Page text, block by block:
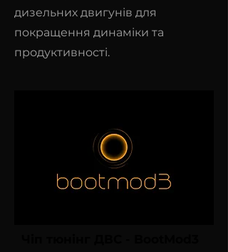
дизельних двигунів для
покращення динаміки та
продуктивності.